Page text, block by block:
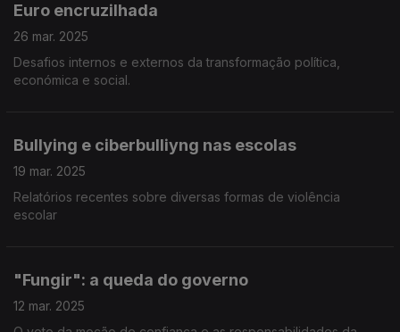
Euro encruzilhada
26 mar. 2025
Desafios internos e externos da transformação política,
económica e social.
Bullying e ciberbulliyng nas escolas
19 mar. 2025
Relatórios recentes sobre diversas formas de violência
escolar
"Fungir": a queda do governo
12 mar. 2025